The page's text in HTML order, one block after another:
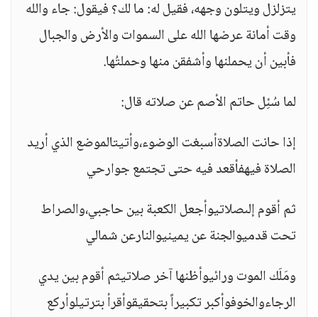
يتزلزل ويتلون وجهه، فقيل له: ما لك؟ فيقول: جاء والله
وقت أمانة عرضها الله على السموات والأرض والجبال
فأبين أن يحملنها وأشفقن منها وحملتُها.
لما سُئِل حاتم الأصم عن صلاته قال:
إذا حانت الصلاةأسبغت الوضوء،وأتيتالموضع الذي أريد
الصلاة فيهفأقعد فيه حتى تجتمع جوارحي
ثم أقوم إلىصلاتيوأجعل الكعبة بين حاجبي،والصراط
تحت قدميوالجنة عن يمينيوالنارعن شمالي
ومَلَك الموت ورائيوأظنها آخر صلاتيثم أقوم بين يدي
الرجاءوالخوفوأكبر تكبيراً بتحقيقوأقرأ بترتيلوأركع